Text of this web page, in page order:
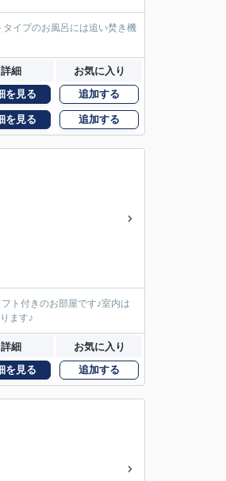
イプのお風呂には追い焚き機
詳細 お気に入り
を見る 追加する
を見る 追加する
ト付きのお部屋です♪室内は
ます♪
詳細 お気に入り
を見る 追加する